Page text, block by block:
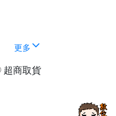
更多
超商取貨